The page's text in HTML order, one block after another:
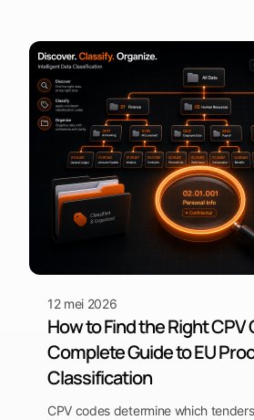
12 mei 2026
How to Find the Right CPV
Complete Guide to EU
Classification
CPV codes determine which